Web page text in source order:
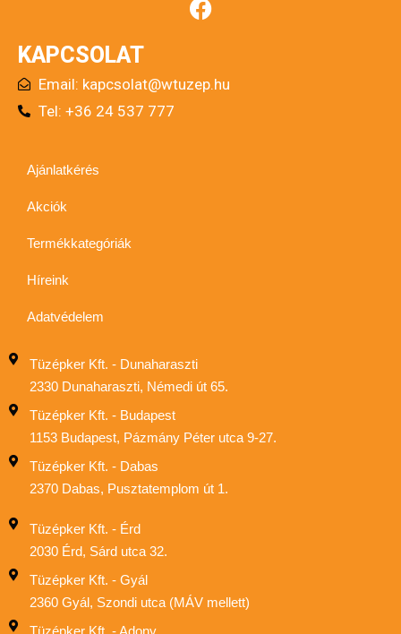
KAPCSOLAT
Email: kapcsolat@wtuzep.hu
Tel: +36 24 537 777
Ajánlatkérés
Akciók
Termékkategóriák
Híreink
Adatvédelem
Tüzépker Kft. - Dunaharaszti
2330 Dunaharaszti, Némedi út 65.
Tüzépker Kft. - Budapest
1153 Budapest, Pázmány Péter utca 9-27.
Tüzépker Kft. - Dabas
2370 Dabas, Pusztatemplom út 1.
Tüzépker Kft. - Érd
2030 Érd, Sárd utca 32.
Tüzépker Kft. - Gyál
2360 Gyál, Szondi utca (MÁV mellett)
Tüzépker Kft. - Adony